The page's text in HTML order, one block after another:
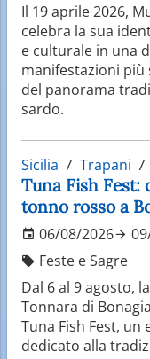
Il 19 aprile 2026,
celebra la sua
e culturale in una
manifestazioni più
del panorama
sardo.
Sicilia Trapani
Tuna Fish Fest:
tonno rosso a
06/08/2026
Feste e Sagre
Dal 6 al 9 agosto,
Tonnara di
Tuna Fish Fest, un
dedicato alla